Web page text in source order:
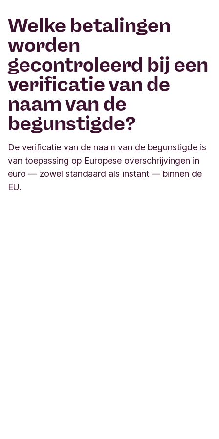
Welke betalingen
worden
gecontroleerd bij een
verificatie van de
naam van de
begunstigde?
De verificatie van de naam van de begunstigde is
van toepassing op Europese overschrijvingen in
euro — zowel standaard als instant — binnen de
EU.